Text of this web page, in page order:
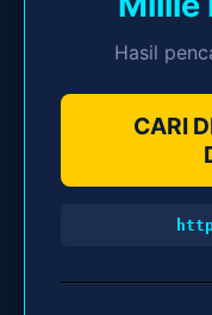
Hasil
CARI